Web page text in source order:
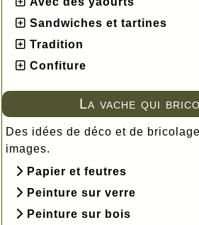
Sandwiches et tartines
Tradition
Confiture
La vache qui
Des idées de déco et de
images.
Papier et feutres
Peinture sur verre
Peinture sur bois